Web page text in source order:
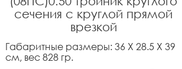
сечения с круглой прямой
врезкой
Габаритные размеры: 36 X 28.5 X 39
см, вес 828 гр.